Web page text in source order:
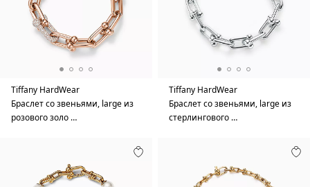
Tiffany HardWear
Браслет со звеньями, large из
розового золо …
Tiffany HardWear
Браслет со звеньями, large из
стерлингового …